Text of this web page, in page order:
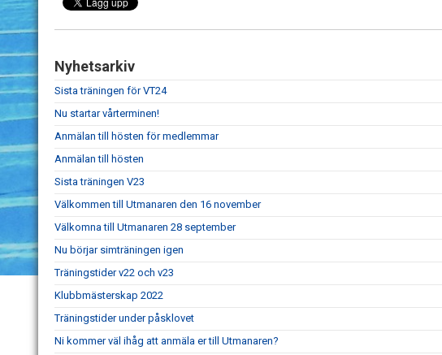
Nyhetsarkiv
Sista träningen för VT24
Nu startar vårterminen!
Anmälan till hösten för medlemmar
Anmälan till hösten
Sista träningen V23
Välkommen till Utmanaren den 16 november
Välkomna till Utmanaren 28 september
Nu börjar simträningen igen
Träningstider v22 och v23
Klubbmästerskap 2022
Träningstider under påsklovet
Ni kommer väl ihåg att anmäla er till Utmanaren?